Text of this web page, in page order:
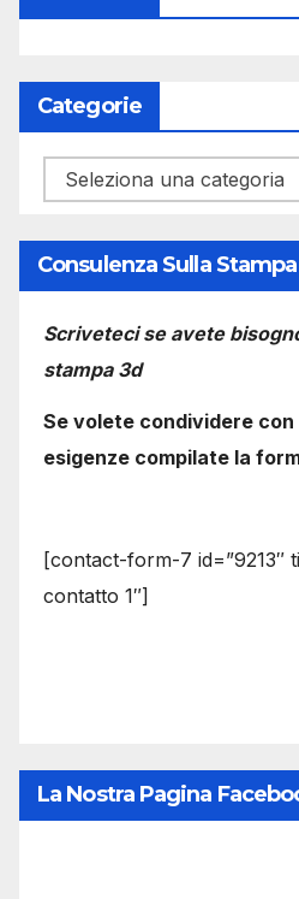
Categorie
Categorie
Consulenza Sulla
Scriveteci se avete
stampa 3d
Se volete condividere
esigenze compilate la
[contact-form-7 id=”9213″
contatto 1″]
La Nostra Pagina